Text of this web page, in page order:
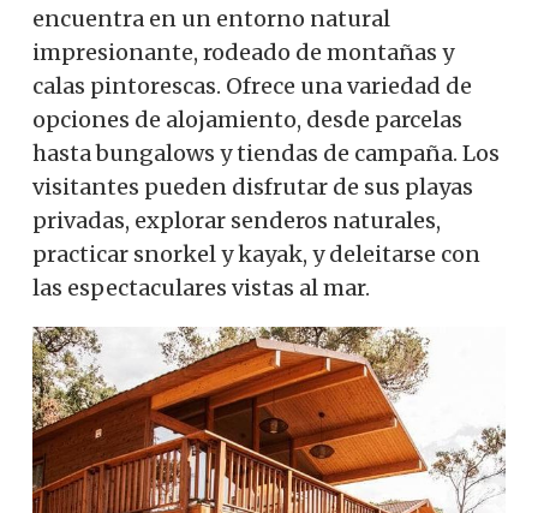
encuentra en un entorno natural
impresionante, rodeado de montañas y
calas pintorescas. Ofrece una variedad de
opciones de alojamiento, desde parcelas
hasta bungalows y tiendas de campaña. Los
visitantes pueden disfrutar de sus playas
privadas, explorar senderos naturales,
practicar snorkel y kayak, y deleitarse con
las espectaculares vistas al mar.